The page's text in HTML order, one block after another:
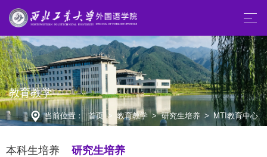
教育教学
当前位置： 首页 > 教育教学 > 研究生培养 > MTI教育中心
本科生培养 研究生培养